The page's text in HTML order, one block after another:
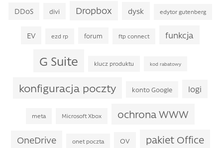
DDoS divi Dropbox dysk edytor gutenberg
EV ezd rp forum ftp connect funkcja
G Suite klucz produktu kod rabatowy
konfiguracja poczty konto Google logi
meta Microsoft Xbox ochrona WWW
OneDrive onet poczta OV pakiet Office